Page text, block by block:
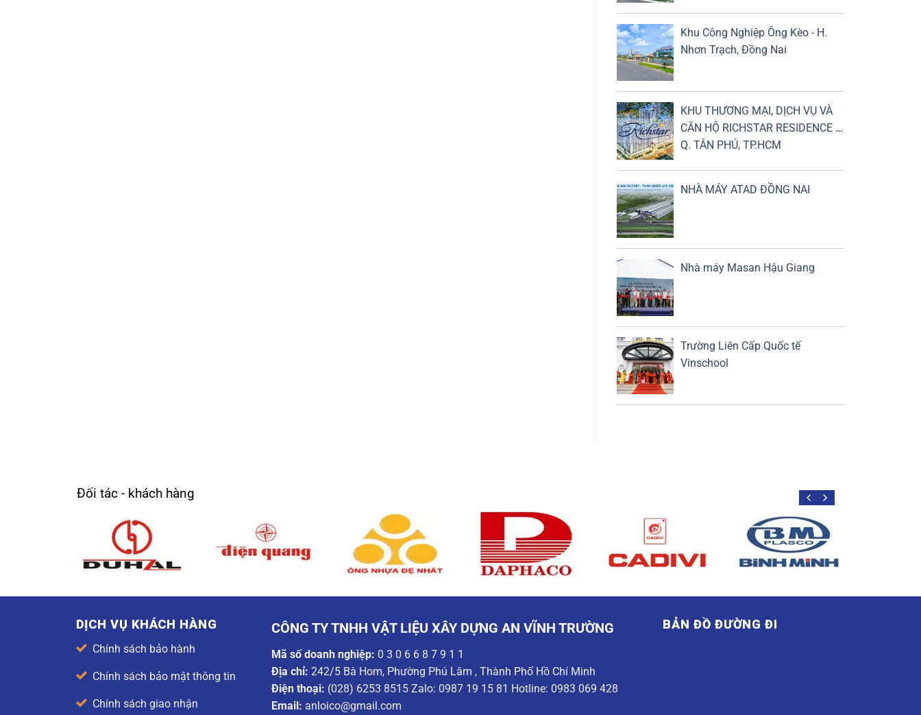
Khu Công Nghiệp Ông Kèo - H.
Nhơn Trạch, Đồng Nai
KHU THƯƠNG MẠI, DỊCH VỤ VÀ
CĂN HỘ RICHSTAR RESIDENCE -
Q. TÂN PHÚ, TP.HCM
NHÀ MÁY ATAD ĐỒNG NAI
Nhà máy Masan Hậu Giang
Trường Liên Cấp Quốc tế
Vinschool
Đối tác - khách hàng
DỊCH VỤ KHÁCH HÀNG
Chính sách bảo hành
Chính sách bảo mật thông tin
Chính sách giao nhận
CÔNG TY TNHH VẬT LIỆU XÂY DỰNG AN VĨNH TRƯỜNG
Mã số doanh nghiệp: 0 3 0 6 6 8 7 9 1 1
Địa chỉ: 242/5 Bà Hom, Phường Phú Lâm , Thành Phố Hồ Chí Minh
Điện thoại: (028) 6253 8515 Zalo: 0987 19 15 81 Hotline: 0983 069 428
Email: anloico@gmail.com
BẢN ĐỒ ĐƯỜNG ĐI